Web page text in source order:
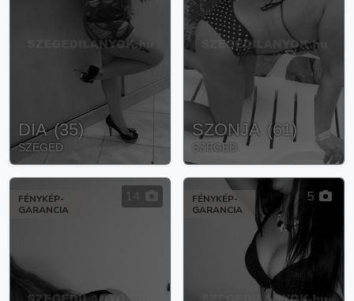
DIA (35)
SZEGED
SZONJA (61)
SZEGED
FÉNYKÉP-
GARANCIA
14
FÉNYKÉP-
GARANCIA
5